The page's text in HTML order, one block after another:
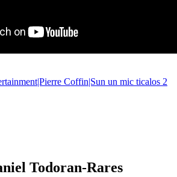
Coffin|Sun un mic ticalos 2
Todoran-Rares